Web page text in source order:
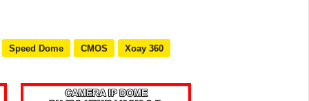
Speed Dome CMOS Xoay 360